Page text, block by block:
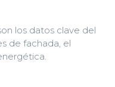
los datos clave del
de fachada, el